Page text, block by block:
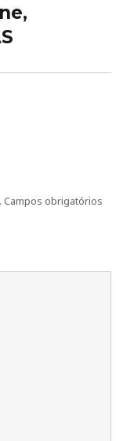
Campos obrigatórios